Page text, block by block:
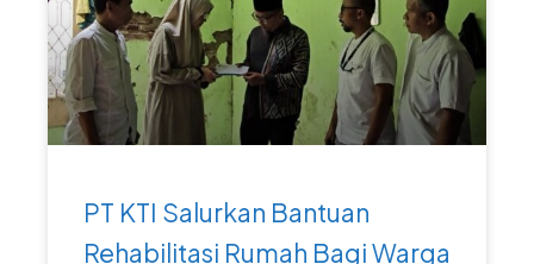
PT KTI Salurkan Bantuan
Rehabilitasi Rumah Bagi Warga